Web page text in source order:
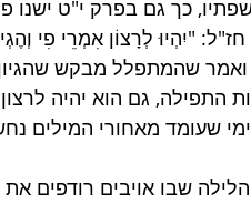
כך גם בפרק י"ט ישנו
"יִהְיוּ לְרָצוֹן אִמְרֵי פִי
שהמתפלל מבקש
התפילה, גם הוא יהיה
שעומד מאחורי המילים
שבו אויבים רודפים את